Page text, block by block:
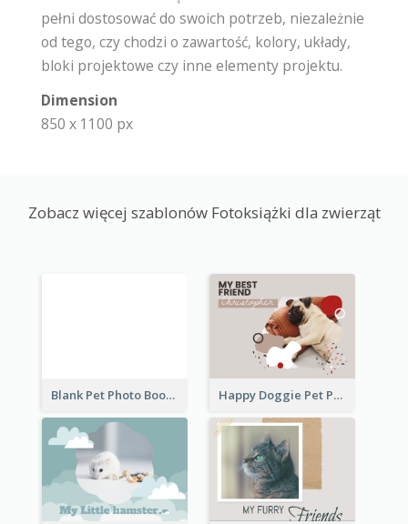
pełni dostosować do swoich potrzeb, niezależnie
od tego, czy chodzi o zawartość, kolory, układy,
bloki projektowe czy inne elementy projektu.
Dimension
850 x 1100 px
Zobacz więcej szablonów Fotoksiążki dla zwierząt
Blank Pet Photo Book Happy Doggie Pet Photo Book